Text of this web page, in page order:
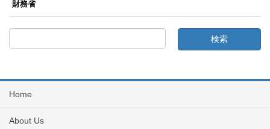
財務省
Home
About Us